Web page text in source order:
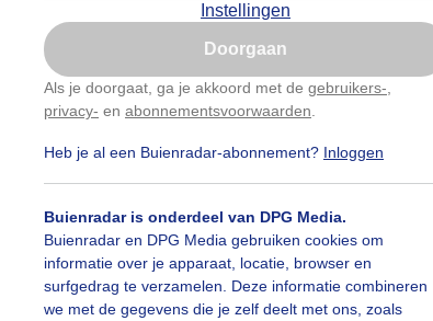
Instellingen
Doorgaan
Als je doorgaat, ga je akkoord met de gebruikers-
privacy- en abonnementsvoorwaarden
Heb je al een Buienradar-abonnement? Inloggen
Buienradar is onderdeel van DPG Media.
Buienradar en DPG Media gebruiken cookies om
informatie over je apparaat, locatie, browser en
surfgedrag te verzamelen. Deze informatie combineren
we met de gegevens die je zelf deelt met ons, zoals
Is goed, toon de popup
Nu niet, misschien later
Gebruik je Safari en wil je niet elke dag deze pop-up
Klikhierom dit aan te passen